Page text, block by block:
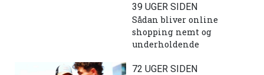
39 UGER SIDEN
Sådan bliver online
shopping nemt og
underholdende
72 UGER SIDEN